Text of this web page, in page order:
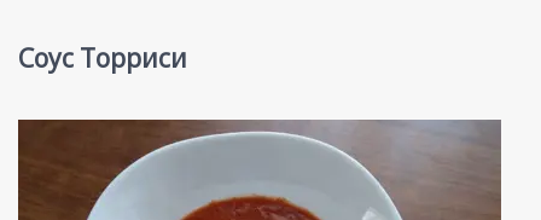
Соус Торриси